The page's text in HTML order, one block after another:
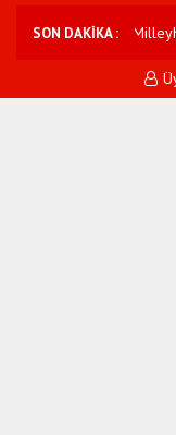
SON DAKİKA :
Milleyha Kuş